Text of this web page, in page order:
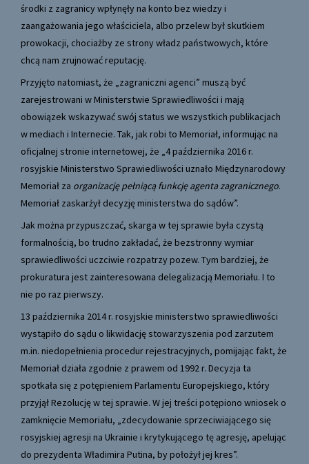
środki z zagranicy wpłynęły na konto bez wiedzy i
zaangażowania jego właściciela, albo przelew był skutkiem
prowokacji, chociażby ze strony władz państwowych, które
chcą nam zrujnować reputację.
Przyjęto natomiast, że „zagraniczni agenci” muszą być
zarejestrowani w Ministerstwie Sprawiedliwości i mają
obowiązek wskazywać swój status we wszystkich publikacjach
w mediach i Internecie. Tak, jak robi to Memoriał, informując na
oficjalnej stronie internetowej, że „4 października 2016 r.
rosyjskie Ministerstwo Sprawiedliwości uznało Międzynarodowy
Memoriał za organizację pełniącą funkcję agenta zagranicznego.
Memoriał zaskarżył decyzję ministerstwa do sądów”.
Jak można przypuszczać, skarga w tej sprawie była czystą
formalnością, bo trudno zakładać, że bezstronny wymiar
sprawiedliwości uczciwie rozpatrzy pozew. Tym bardziej, że
prokuratura jest zainteresowana delegalizacją Memoriału. I to
nie po raz pierwszy.
13 października 2014 r. rosyjskie ministerstwo sprawiedliwości
wystąpiło do sądu o likwidację stowarzyszenia pod zarzutem
m.in. niedopełnienia procedur rejestracyjnych, pomijając fakt, że
Memoriał działa zgodnie z prawem od 1992 r. Decyzja ta
spotkała się z potępieniem Parlamentu Europejskiego, który
przyjął Rezolucję w tej sprawie. W jej treści potępiono wniosek o
zamknięcie Memoriału, „zdecydowanie sprzeciwiającego się
rosyjskiej agresji na Ukrainie i krytykującego tę agresję, apelując
do prezydenta Władimira Putina, by położył jej kres”.